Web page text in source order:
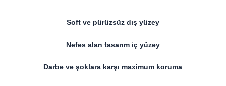
​​Soft ve pürüzsüz dış yüzey
Nefes alan tasarım iç yüzey
Darbe ve şoklara karşı maximum koruma